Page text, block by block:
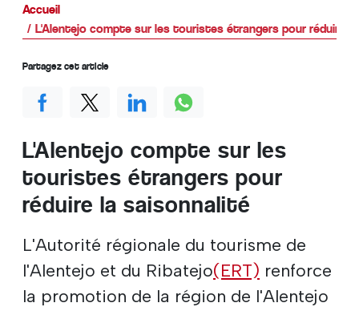
Accueil
L'Alentejo compte sur les touristes étrangers pour réduire
L'Alentejo compte sur les
touristes étrangers pour
réduire la saisonnalité
L'Autorité régionale du tourisme de
l'Alentejo et du Ribatejo(ERT) renforce
la promotion de la région de l'Alentejo
Partagez cet article